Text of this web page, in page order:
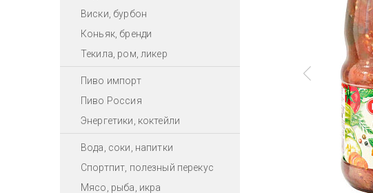
Виски, бурбон
Коньяк, бренди
Текила, ром, ликер
Пиво импорт
Пиво Россия
Энергетики, коктейли
Вода, соки, напитки
Спортпит, полезный перекус
Мясо, рыба, икра